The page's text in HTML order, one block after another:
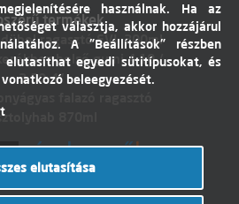
termékek
ragasztó EVI. 300ml
belső gumi 4,10 /
3,50-4"
870ml
használnak. Ha az
választja, akkor hozzájárul
A "Beállítások" részben
elutasíthat egyedi sütitípusokat, és
beleegyezését.
elutasítása